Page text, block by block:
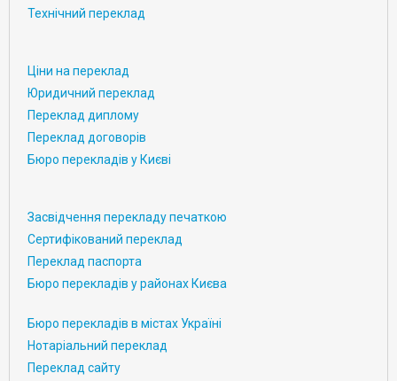
Технічний переклад
Ціни на переклад
Юридичний переклад
Переклад диплому
Переклад договорів
Бюро перекладів у Києві
Засвідчення перекладу печаткою
Сертифікований переклад
Переклад паспорта
Бюро перекладів у районах Києва
Бюро перекладів в містах Україні
Нотаріальний переклад
Переклад сайту